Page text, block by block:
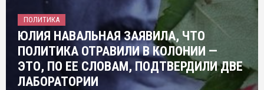
ПОЛИТИКА
ЮЛИЯ НАВАЛЬНАЯ ЗАЯВИЛА, ЧТО
ПОЛИТИКА ОТРАВИЛИ В КОЛОНИИ —
ЭТО, ПО ЕЕ СЛОВАМ, ПОДТВЕРДИЛИ ДВЕ
ЛАБОРАТОРИИ